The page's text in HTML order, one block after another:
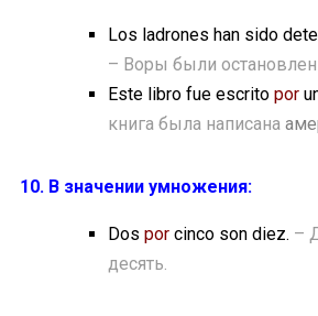
Los ladrones han sido
– Воры были
Este libro fue escrito por
книга была написана
10. В значении умножения:
Dos por cinco son diez. –
десять.